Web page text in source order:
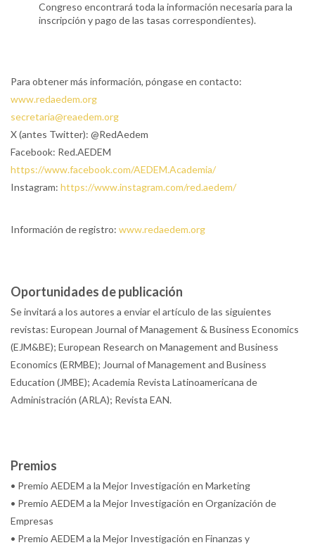
Congreso encontrará toda la información necesaria para la
inscripción y pago de las tasas correspondientes).
Para obtener más información, póngase en contacto:
www.redaedem.org
secretaria@reaedem.org
X (antes Twitter): @RedAedem
Facebook: Red.AEDEM
https://www.facebook.com/AEDEM.Academia/
Instagram: https://www.instagram.com/red.aedem/
Información de registro: www.redaedem.org
Oportunidades de publicación
Se invitará a los autores a enviar el artículo de las siguientes
revistas: European Journal of Management & Business Economics
(EJM&BE); European Research on Management and Business
Economics (ERMBE); Journal of Management and Business
Education (JMBE); Academia Revista Latinoamericana de
Administración (ARLA); Revista EAN.
Premios
• Premio AEDEM a la Mejor Investigación en Marketing
• Premio AEDEM a la Mejor Investigación en Organización de
Empresas
• Premio AEDEM a la Mejor Investigación en Finanzas y